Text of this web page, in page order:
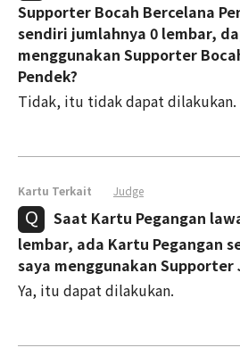
Supporter Bocah Bercelana
sendiri jumlahnya 0 lembar,
menggunakan Supporter
Pendek?
Tidak, itu tidak dapat dilakukan.
Kartu Terkait Judge
Saat Kartu Pegangan
lembar, ada Kartu Pegangan
saya menggunakan Supporter
Ya, itu dapat dilakukan.